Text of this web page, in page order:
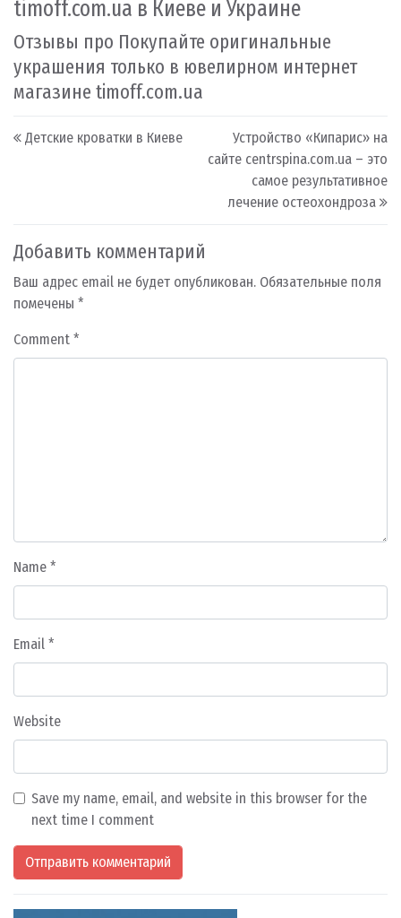
timoff.com.ua в Киеве и Украине
Отзывы про Покупайте оригинальные
украшения только в ювелирном интернет
магазине timoff.com.ua
Post navigation
Детские кроватки в Киеве
Устройство «Кипарис» на
сайте centrspina.com.ua – это
самое результативное
лечение остеохондроза
Добавить комментарий
Ваш адрес email не будет опубликован. Обязательные поля
помечены *
Comment *
Name *
Email *
Website
Save my name, email, and website in this browser for the
next time I comment